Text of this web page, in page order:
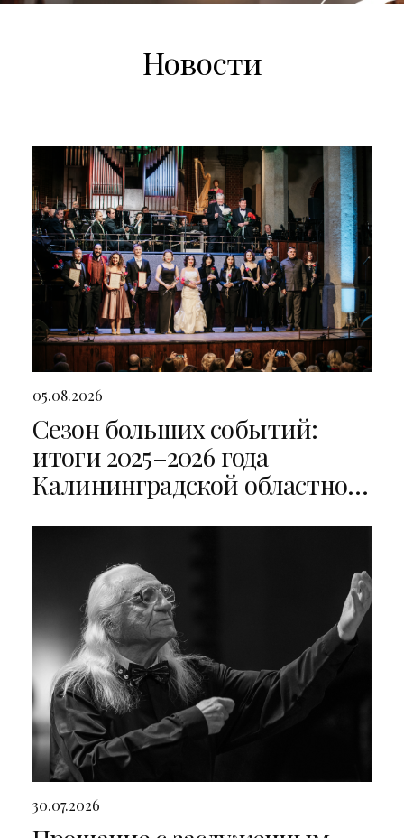
Новости
05.08.2026
Сезон больших событий:
итоги 2025–2026 года
Калининградской областной
30.07.2026